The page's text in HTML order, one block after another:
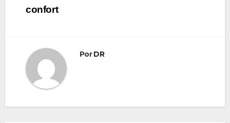
confort
PorDR